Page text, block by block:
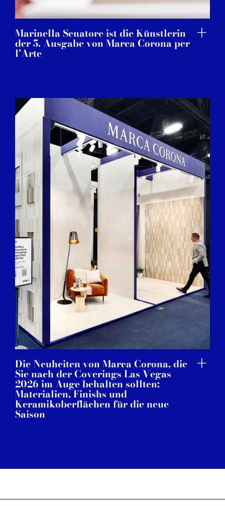
Marinella Senatore ist die Künstlerin
der 5. Ausgabe von Marca Corona per
l'Arte
Die Neuheiten von Marca Corona, die
Sie nach der Coverings Las Vegas
2026 im Auge behalten sollten:
Materialien, Finishs und
Keramikoberflächen für die neue
Saison